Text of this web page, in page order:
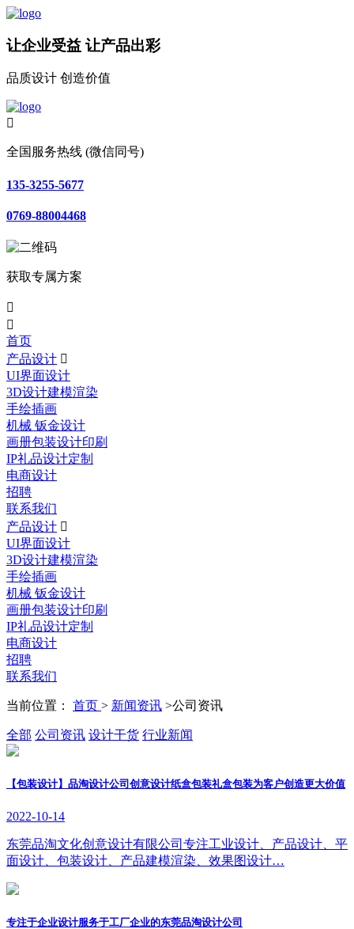
让企业受益 让产品出彩
品质设计 创造价值

全国服务热线 (微信同号)
135-3255-5677
0769-88004468
获取专属方案


首页
产品设计 
UI界面设计
3D设计建模渲染
手绘插画
机械 钣金设计
画册包装设计印刷
IP礼品设计定制
电商设计
招聘
联系我们
产品设计 
UI界面设计
3D设计建模渲染
手绘插画
机械 钣金设计
画册包装设计印刷
IP礼品设计定制
电商设计
招聘
联系我们
当前位置： 首页 > 新闻资讯 >公司资讯
全部 公司资讯 设计干货 行业新闻
【包装设计】品淘设计公司创意设计纸盒包装礼盒包装为客户创造更大价值
2022-10-14
东莞品淘文化创意设计有限公司专注工业设计、产品设计、平
面设计、包装设计、产品建模渲染、效果图设计…
专注于企业设计服务于工厂企业的东莞品淘设计公司